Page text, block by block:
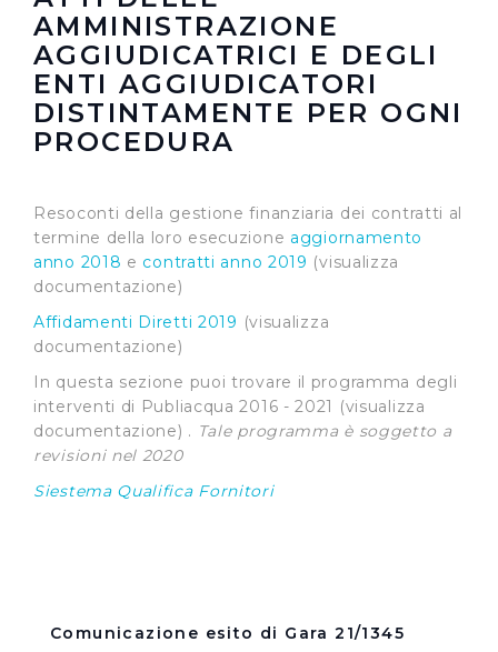
AMMINISTRAZIONE
AGGIUDICATRICI E DEGLI
ENTI AGGIUDICATORI
DISTINTAMENTE PER OGNI
PROCEDURA
Resoconti della gestione finanziaria dei contratti al
termine della loro esecuzione aggiornamento
anno 2018 e contratti anno 2019 (visualizza
documentazione)
Affidamenti Diretti 2019 (visualizza
documentazione)
In questa sezione puoi trovare il programma degli
interventi di Publiacqua 2016 - 2021 (visualizza
documentazione) . Tale programma è soggetto a
revisioni nel 2020
Siestema Qualifica Fornitori
Comunicazione esito di Gara 21/1345